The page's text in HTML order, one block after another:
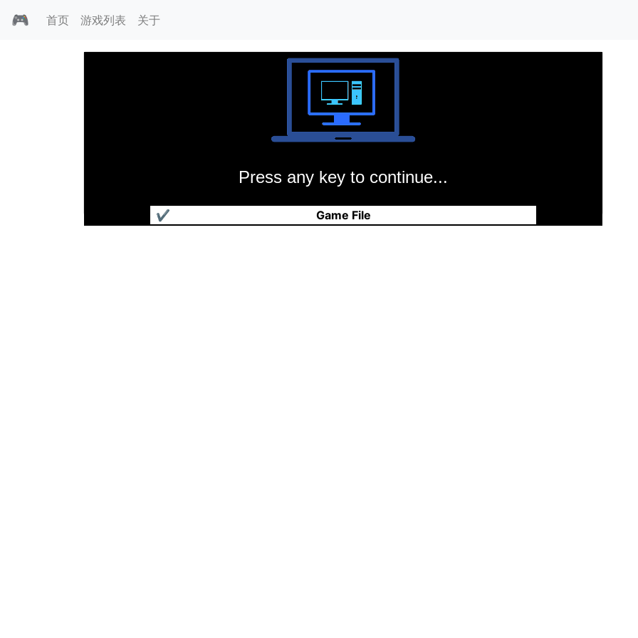
🎮 首页 游戏列表 关于
Press any key to continue...
Game File
✔